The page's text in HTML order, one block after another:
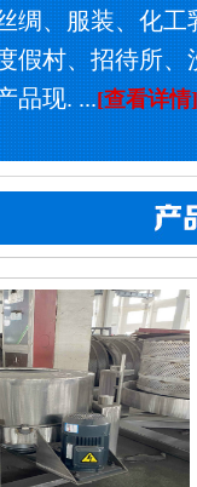
绸、服装、化
假村、招待所
品现. ...[查看详情]